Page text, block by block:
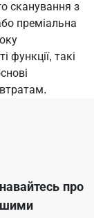
сканування з
преміальна
функції, такі
про